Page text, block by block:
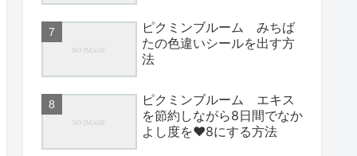
ピクミンブルーム みちば
たの色違いシールを出す方
法
ピクミンブルーム エキス
を節約しながら8日間でなか
よし度を♥8にする方法